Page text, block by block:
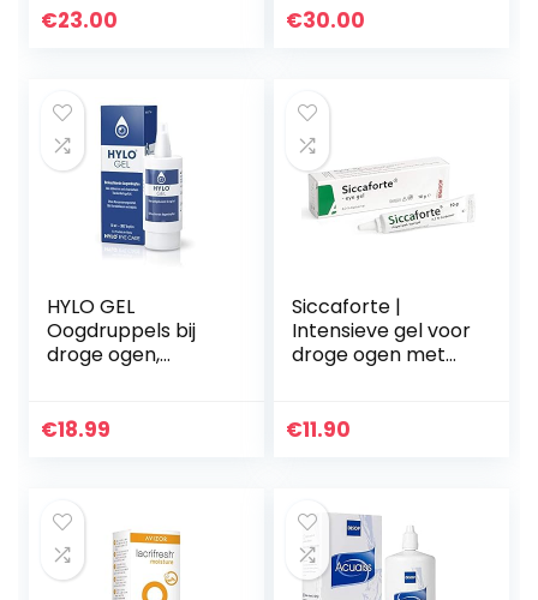
€23.00 €30.00
HYLO GEL
Oogdruppels bij
droge ogen,
€18.99
Siccaforte |
Intensieve gel voor
droge ogen met
helend voor frisse
€11.90